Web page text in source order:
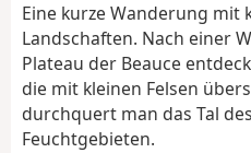
Eine kurze Wanderung mit
Landschaften. Nach einer
Plateau der Beauce
die mit kleinen Felsen
durchquert man das Tal
Feuchtgebieten.